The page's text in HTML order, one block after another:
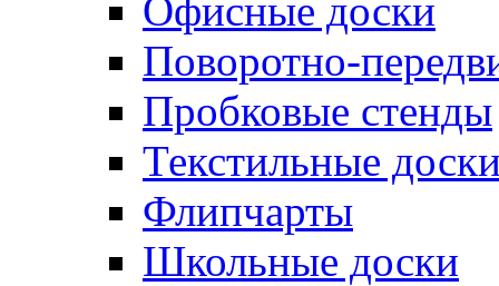
Офисные доски
Поворотно-
Пробковые стенды
Текстильные
Флипчарты
Школьные доски